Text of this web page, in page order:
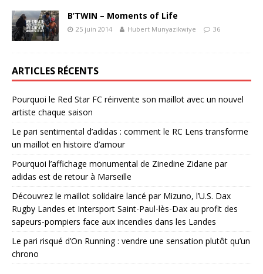
B’TWIN – Moments of Life
25 juin 2014 Hubert Munyazikwiye 36
ARTICLES RÉCENTS
Pourquoi le Red Star FC réinvente son maillot avec un nouvel
artiste chaque saison
Le pari sentimental d’adidas : comment le RC Lens transforme
un maillot en histoire d’amour
Pourquoi l’affichage monumental de Zinedine Zidane par
adidas est de retour à Marseille
Découvrez le maillot solidaire lancé par Mizuno, l’U.S. Dax
Rugby Landes et Intersport Saint-Paul-lès-Dax au profit des
sapeurs-pompiers face aux incendies dans les Landes
Le pari risqué d’On Running : vendre une sensation plutôt qu’un
chrono